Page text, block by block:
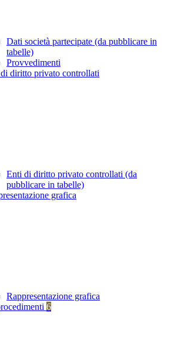
Dati società partecipate (da pubblicare in
tabelle)
Provvedimenti
diritto privato controllati
Enti di diritto privato controllati (da
pubblicare in tabelle)
grafica
Rappresentazione grafica
6